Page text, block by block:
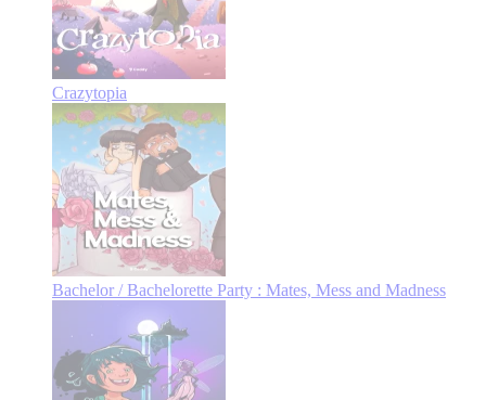
Crazytopia
Bachelor / Bachelorette Party : Mates, Mess and Madness